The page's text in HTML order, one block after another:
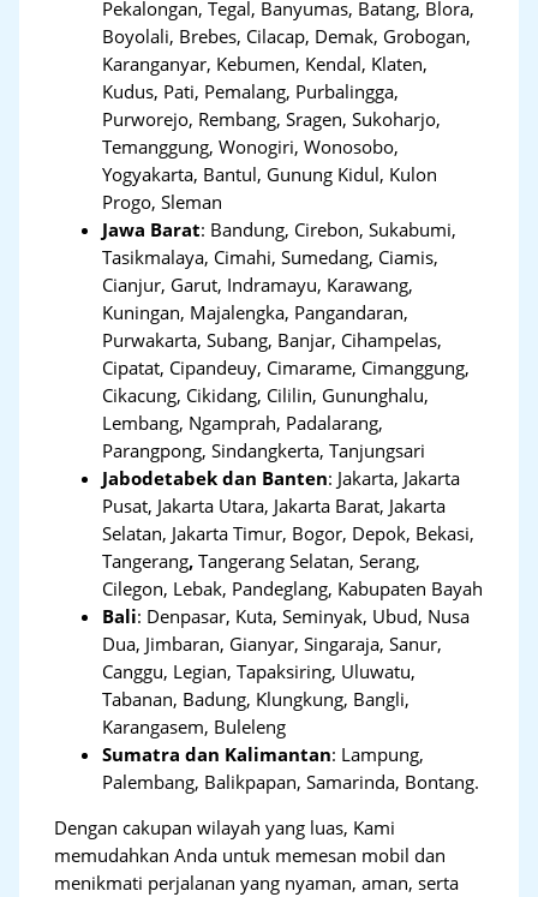
Pekalongan, Tegal, Banyumas, Batang, Blora,
Boyolali, Brebes, Cilacap, Demak, Grobogan,
Karanganyar, Kebumen, Kendal, Klaten,
Kudus, Pati, Pemalang, Purbalingga,
Purworejo, Rembang, Sragen, Sukoharjo,
Temanggung, Wonogiri, Wonosobo,
Yogyakarta, Bantul, Gunung Kidul, Kulon
Progo, Sleman
Jawa Barat: Bandung, Cirebon, Sukabumi,
Tasikmalaya, Cimahi, Sumedang, Ciamis,
Cianjur, Garut, Indramayu, Karawang,
Kuningan, Majalengka, Pangandaran,
Purwakarta, Subang, Banjar, Cihampelas,
Cipatat, Cipandeuy, Cimarame, Cimanggung,
Cikacung, Cikidang, Cililin, Gununghalu,
Lembang, Ngamprah, Padalarang,
Parangpong, Sindangkerta, Tanjungsari
Jabodetabek dan Banten: Jakarta, Jakarta
Pusat, Jakarta Utara, Jakarta Barat, Jakarta
Selatan, Jakarta Timur, Bogor, Depok, Bekasi,
Tangerang,Tangerang Selatan, Serang,
Cilegon, Lebak, Pandeglang, Kabupaten Bayah
Bali: Denpasar, Kuta, Seminyak, Ubud, Nusa
Dua, Jimbaran, Gianyar, Singaraja, Sanur,
Canggu, Legian, Tapaksiring, Uluwatu,
Tabanan, Badung, Klungkung, Bangli,
Karangasem, Buleleng
Sumatra dan Kalimantan: Lampung,
Palembang, Balikpapan, Samarinda, Bontang.
Dengan cakupan wilayah yang luas, Kami
memudahkan Anda untuk memesan mobil dan
menikmati perjalanan yang nyaman, aman, serta